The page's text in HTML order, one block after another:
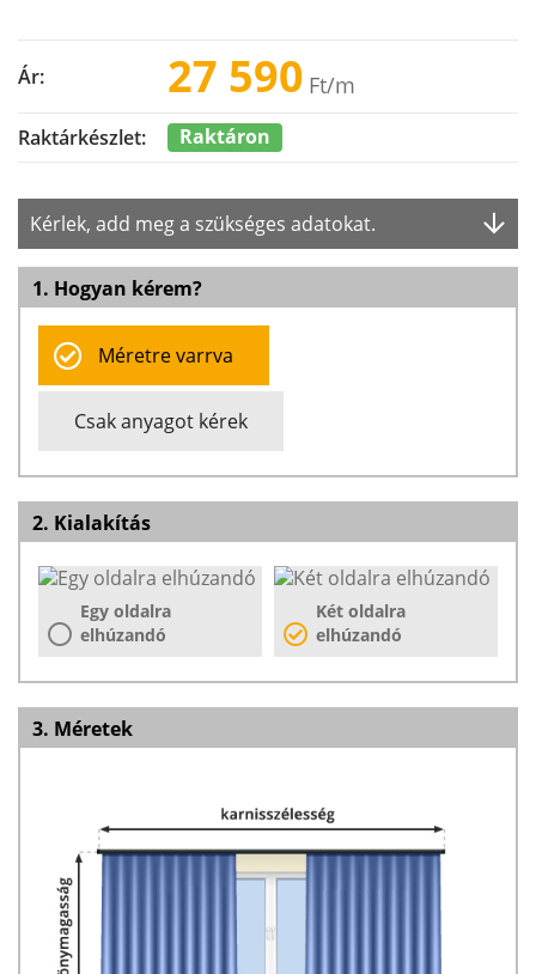
Ár: 27 590 Ft/m
Raktárkészlet: Raktáron
Kérlek, add meg a szükséges adatokat.
1. Hogyan kérem?
Méretre varrva
Csak anyagot kérek
2. Kialakítás
Egy oldalra
elhúzandó
Két oldalra
elhúzandó
3. Méretek